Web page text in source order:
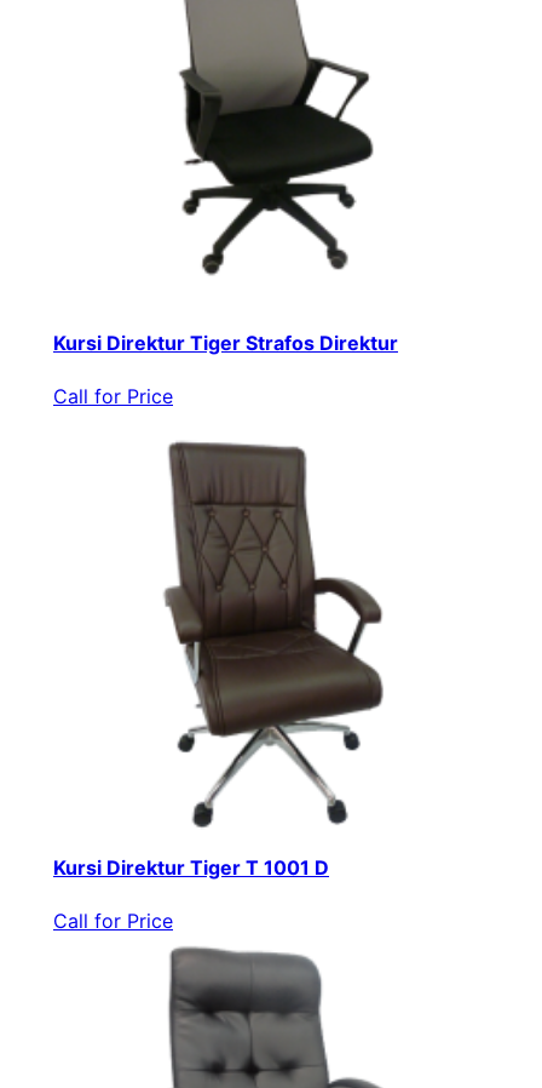
Kursi Direktur Tiger Strafos Direktur
Call for Price
Kursi Direktur Tiger T 1001 D
Call for Price